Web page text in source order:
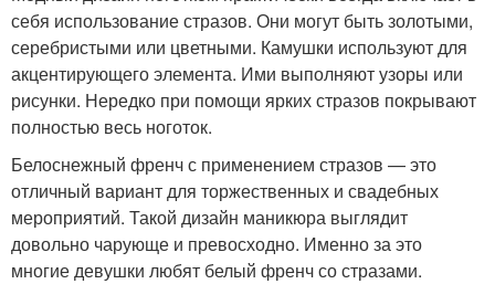
себя использование стразов. Они могут быть золотыми,
серебристыми или цветными. Камушки используют для
акцентирующего элемента. Ими выполняют узоры или
рисунки. Нередко при помощи ярких стразов покрывают
полностью весь ноготок.
Белоснежный френч с применением стразов — это
отличный вариант для торжественных и свадебных
мероприятий. Такой дизайн маникюра выглядит
довольно чарующе и превосходно. Именно за это
многие девушки любят белый френч со стразами.